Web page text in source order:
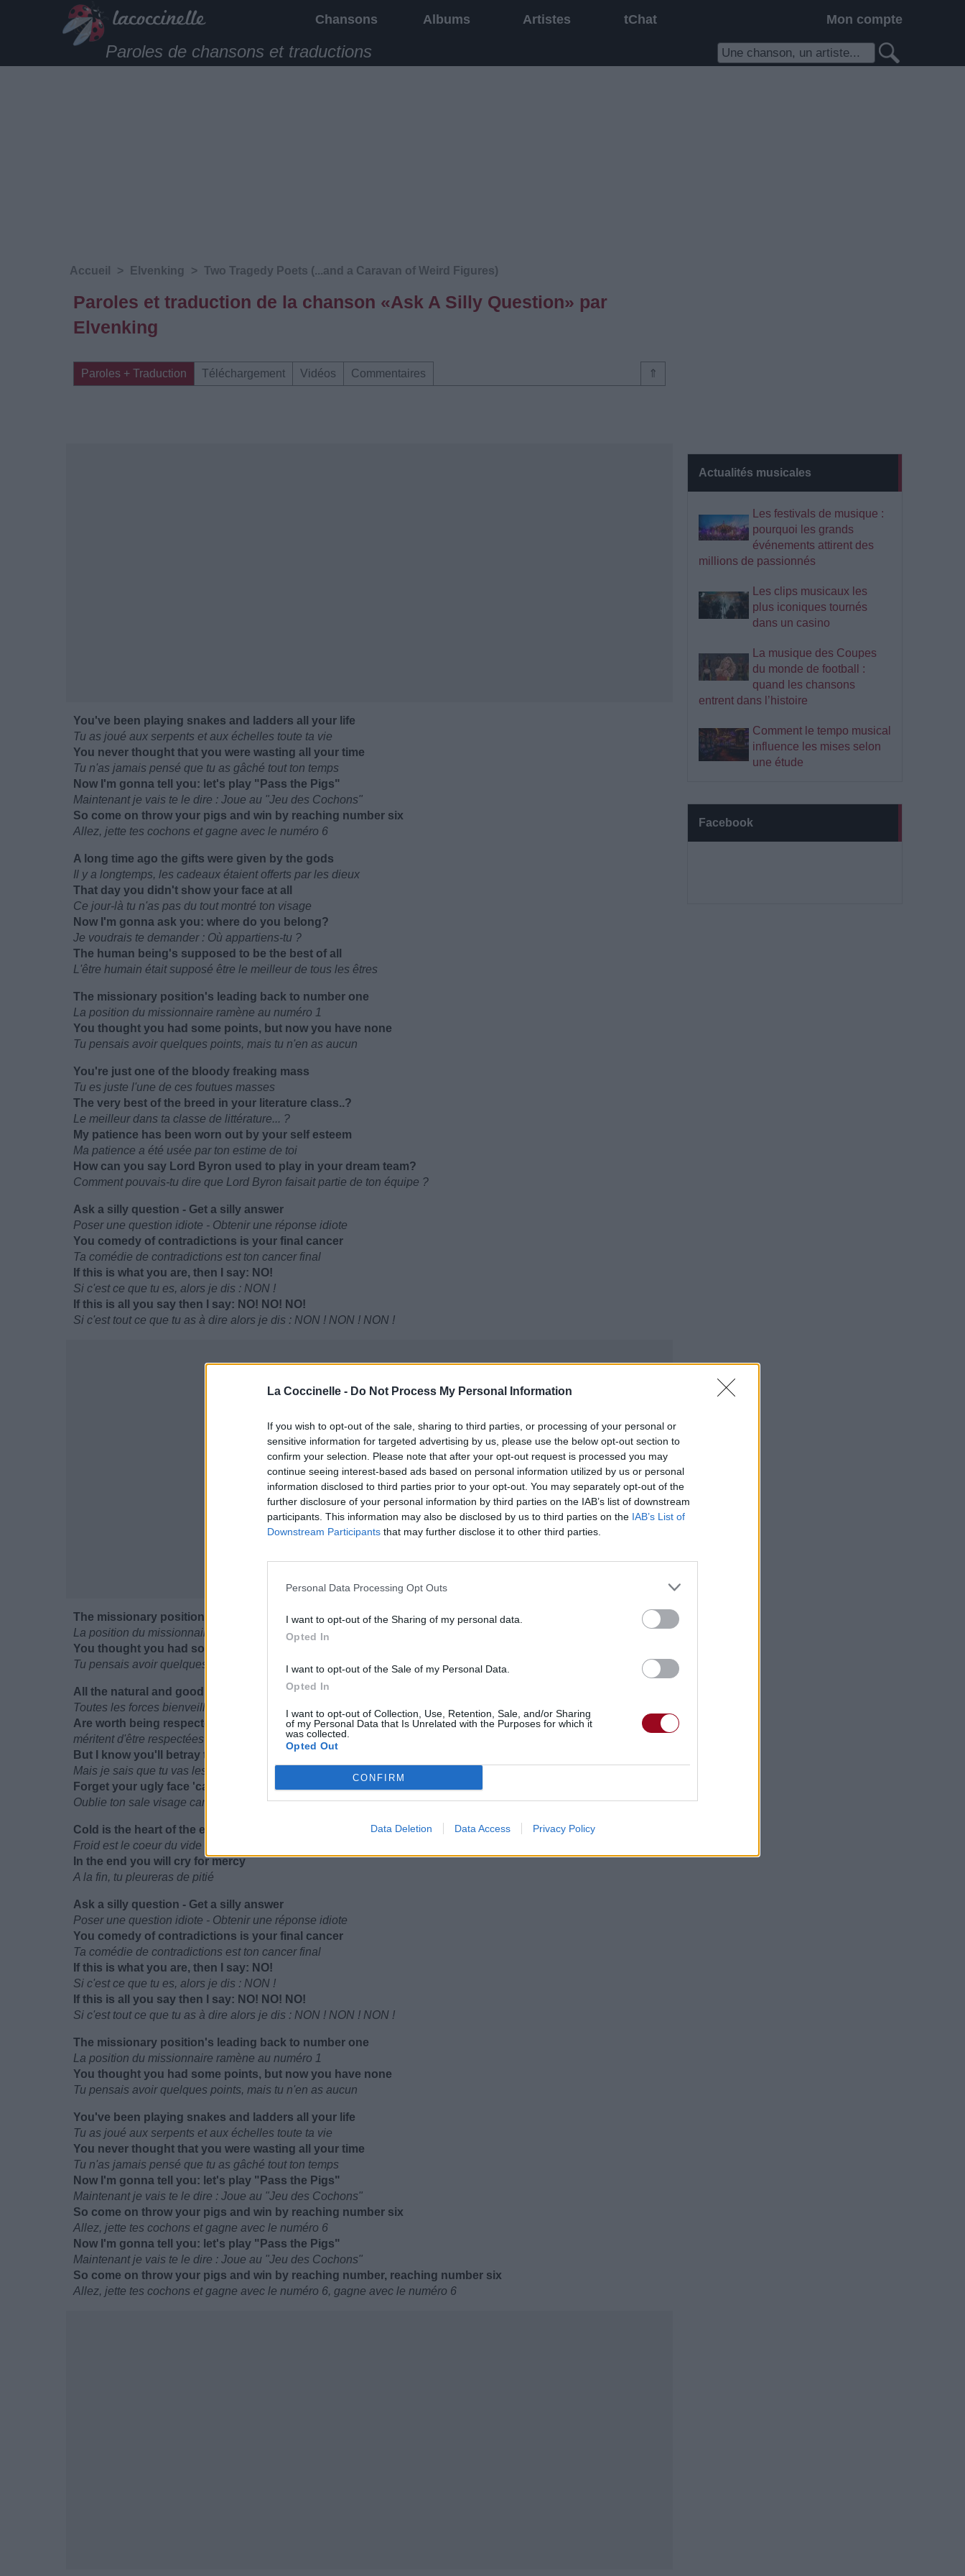
La Coccinelle - Do Not Process My Personal Information
If you wish to opt-out of the sale, sharing to third parties, or processing of your personal or
sensitive information for targeted advertising by us, please use the below opt-out section to
confirm your selection. Please note that after your opt-out request is processed you may
continue seeing interest-based ads based on personal information utilized by us or personal
information disclosed to third parties prior to your opt-out. You may separately opt-out of the
further disclosure of your personal information by third parties on the IAB’s list of downstream
participants. This information may also be disclosed by us to third parties on the IAB’s List of
Downstream Participants that may further disclose it to other third parties.
Personal Data Processing Opt Outs
I want to opt-out of the Sharing of my personal data.
Opted In
I want to opt-out of the Sale of my Personal Data.
Opted In
I want to opt-out of Collection, Use, Retention, Sale, and/or Sharing
of my Personal Data that Is Unrelated with the Purposes for which it
was collected.
Opted Out
CONFIRM
Data Deletion Data Access Privacy Policy
Chansons Albums Artistes tChat Mon compte
Paroles de chansons et traductions
Actualités musicales
Les festivals de musique :
pourquoi les grands
événements attirent des
millions de passionnés
Les clips musicaux les
plus iconiques tournés
dans un casino
La musique des Coupes
du monde de football :
quand les chansons
entrent dans l’histoire
Comment le tempo musical
influence les mises selon
une étude
Facebook
Accueil > Elvenking > Two Tragedy Poets (...and a Caravan of Weird Figures)
Paroles et traduction de la chanson «Ask A Silly Question» par
Elvenking
⇑
Paroles + Traduction Téléchargement Vidéos Commentaires
You've been playing snakes and ladders all your life
Tu as joué aux serpents et aux échelles toute ta vie
You never thought that you were wasting all your time
Tu n'as jamais pensé que tu as gâché tout ton temps
Now I'm gonna tell you: let's play "Pass the Pigs"
Maintenant je vais te le dire : Joue au "Jeu des Cochons"
So come on throw your pigs and win by reaching number six
Allez, jette tes cochons et gagne avec le numéro 6
A long time ago the gifts were given by the gods
Il y a longtemps, les cadeaux étaient offerts par les dieux
That day you didn't show your face at all
Ce jour-là tu n'as pas du tout montré ton visage
Now I'm gonna ask you: where do you belong?
Je voudrais te demander : Où appartiens-tu ?
The human being's supposed to be the best of all
L'être humain était supposé être le meilleur de tous les êtres
The missionary position's leading back to number one
La position du missionnaire ramène au numéro 1
You thought you had some points, but now you have none
Tu pensais avoir quelques points, mais tu n'en as aucun
You're just one of the bloody freaking mass
Tu es juste l'une de ces foutues masses
The very best of the breed in your literature class..?
Le meilleur dans ta classe de littérature... ?
My patience has been worn out by your self esteem
Ma patience a été usée par ton estime de toi
How can you say Lord Byron used to play in your dream team?
Comment pouvais-tu dire que Lord Byron faisait partie de ton équipe ?
Ask a silly question - Get a silly answer
Poser une question idiote - Obtenir une réponse idiote
You comedy of contradictions is your final cancer
Ta comédie de contradictions est ton cancer final
If this is what you are, then I say: NO!
Si c'est ce que tu es, alors je dis : NON !
If this is all you say then I say: NO! NO! NO!
Si c'est tout ce que tu as à dire alors je dis : NON ! NON ! NON !
The missionary position's leading back to number one
La position du missionnaire ramène au numéro 1
You thought you had some points, but now you have none
Tu pensais avoir quelques points, mais tu n'en as aucun
All the natural and good willing forces of the earth
Toutes les forces bienveillantes et naturelles de la terre
Are worth being respected since your time of birth
méritent d'être respectées depuis le jour de ta naissance
But I know you'll betray them - for your dumb regime
Mais je sais que tu vas les trahir - pour ton régime stupide
Forget your ugly face 'cause you don't count more than anything
Oublie ton sale visage car tu ne comptes pas plus que tout
Cold is the heart of the empty
Froid est le coeur du vide
In the end you will cry for mercy
A la fin, tu pleureras de pitié
Ask a silly question - Get a silly answer
Poser une question idiote - Obtenir une réponse idiote
You comedy of contradictions is your final cancer
Ta comédie de contradictions est ton cancer final
If this is what you are, then I say: NO!
Si c'est ce que tu es, alors je dis : NON !
If this is all you say then I say: NO! NO! NO!
Si c'est tout ce que tu as à dire alors je dis : NON ! NON ! NON !
The missionary position's leading back to number one
La position du missionnaire ramène au numéro 1
You thought you had some points, but now you have none
Tu pensais avoir quelques points, mais tu n'en as aucun
You've been playing snakes and ladders all your life
Tu as joué aux serpents et aux échelles toute ta vie
You never thought that you were wasting all your time
Tu n'as jamais pensé que tu as gâché tout ton temps
Now I'm gonna tell you: let's play "Pass the Pigs"
Maintenant je vais te le dire : Joue au "Jeu des Cochons"
So come on throw your pigs and win by reaching number six
Allez, jette tes cochons et gagne avec le numéro 6
Now I'm gonna tell you: let's play "Pass the Pigs"
Maintenant je vais te le dire : Joue au "Jeu des Cochons"
So come on throw your pigs and win by reaching number, reaching number six
Allez, jette tes cochons et gagne avec le numéro 6, gagne avec le numéro 6